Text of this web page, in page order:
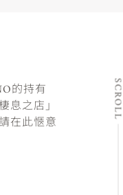
的持有
之店」
在此愜意